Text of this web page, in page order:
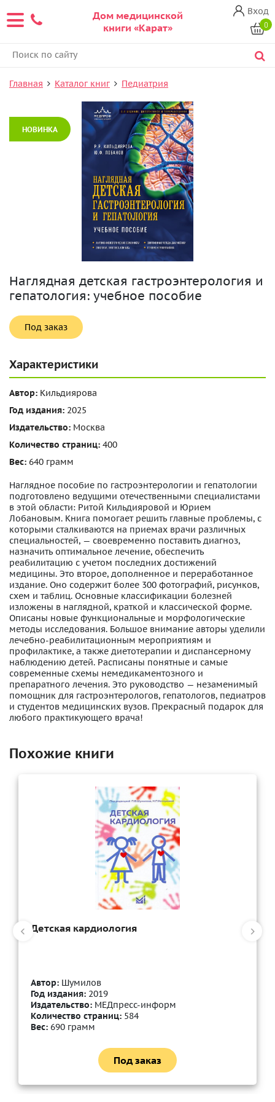
Дом медицинской
книги «Карат»
Вход
0
Главная Каталог книг Педиатрия
НОВИНКА
Наглядная детская гастроэнтерология и
гепатология: учебное пособие
Под заказ
Характеристики
Автор: Кильдиярова
Год издания: 2025
Издательство: Москва
Количество страниц: 400
Вес: 640 грамм
Наглядное пособие по гастроэнтерологии и гепатологии
подготовлено ведущими отечественными специалистами
в этой области: Ритой Кильдияровой и Юрием
Лобановым. Книга помогает решить главные проблемы, с
которыми сталкиваются на приемах врачи различных
специальностей, — своевременно поставить диагноз,
назначить оптимальное лечение, обеспечить
реабилитацию с учетом последних достижений
медицины. Это второе, дополненное и переработанное
издание. Оно содержит более 300 фотографий, рисунков,
схем и таблиц. Основные классификации болезней
изложены в наглядной, краткой и классической форме.
Описаны новые функциональные и морфологические
методы исследования. Большое внимание авторы уделили
лечебно-реабилитационным мероприятиям и
профилактике, а также диетотерапии и диспансерному
наблюдению детей. Расписаны понятные и самые
современные схемы немедикаментозного и
препаратного лечения. Это руководство — незаменимый
помощник для гастроэнтерологов, гепатологов, педиатров
и студентов медицинских вузов. Прекрасный подарок для
любого практикующего врача!
Похожие книги
Детская кардиология
Автор: Шумилов
Год издания: 2019
Издательство: МЕДпресс-информ
Количество страниц: 584
Вес: 690 грамм
Под заказ